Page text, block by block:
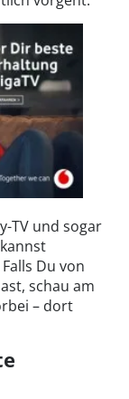
TV und sogar
Du von
schau am
– dort